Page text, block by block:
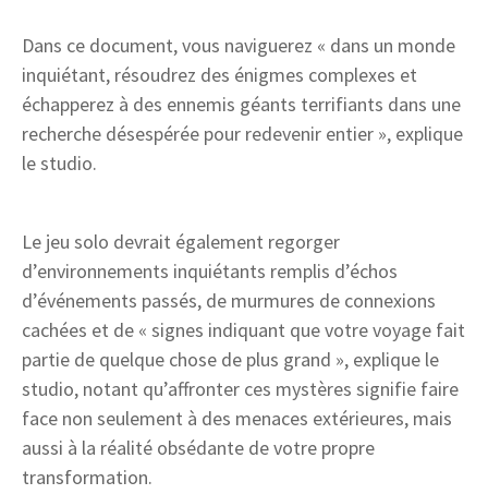
Dans ce document, vous naviguerez « dans un monde
inquiétant, résoudrez des énigmes complexes et
échapperez à des ennemis géants terrifiants dans une
recherche désespérée pour redevenir entier », explique
le studio.
Le jeu solo devrait également regorger
d’environnements inquiétants remplis d’échos
d’événements passés, de murmures de connexions
cachées et de « signes indiquant que votre voyage fait
partie de quelque chose de plus grand », explique le
studio, notant qu’affronter ces mystères signifie faire
face non seulement à des menaces extérieures, mais
aussi à la réalité obsédante de votre propre
transformation.